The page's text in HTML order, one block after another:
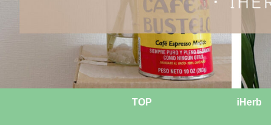
TOP iHerb